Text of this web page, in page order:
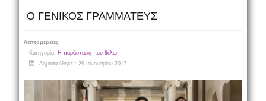
Ο ΓΕΝΙΚΟΣ ΓΡΑΜΜΑΤΕΥΣ
Λεπτομέρειες
Κατηγορία: Η παράσταση που θέλω
Δημοσιεύθηκε : 29 Ιανουαρίου 2017